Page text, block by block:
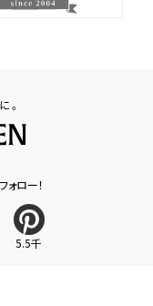
ォロー！
5.5千